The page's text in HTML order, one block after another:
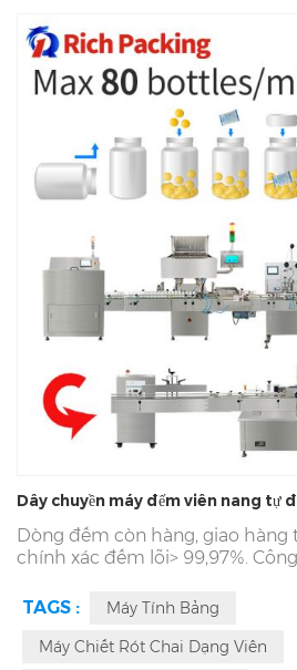
Dây chuyền máy đếm viên nang tự
Dòng đếm còn hàng, giao hàng
chính xác đếm lõi> 99,97%.
máy! Sản xuất Dây chuyền Máy
Gummy từ năm 1993. Nhà máy
chai Đếm Bộ đếm Tự động.
TAGS :
Máy Tính Bảng
Máy Chiết Rót Chai Dạng Viên